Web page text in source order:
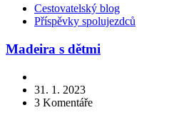
KategorieCestovatelský blog
Příspěvky spolujezdců
Madeira s dětmi
31. 1. 2023
3 Komentáře